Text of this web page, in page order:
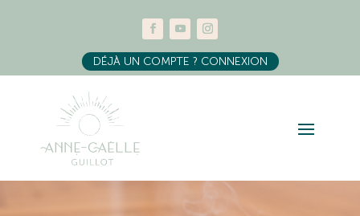
DÉJÀ UN COMPTE ? CONNEXION